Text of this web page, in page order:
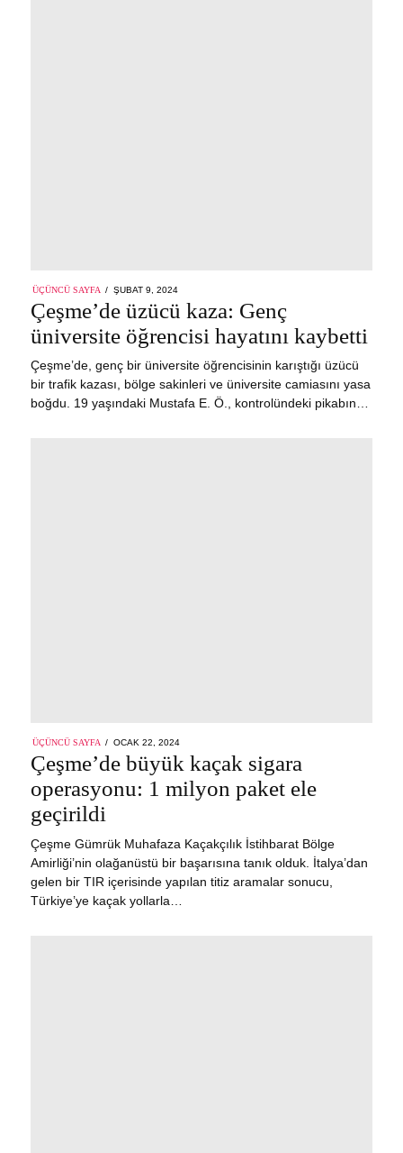
ÜÇÜNCÜ SAYFA
POSTED
ŞUBAT 9, 2024
Çeşme’de üzücü kaza: Genç
üniversite öğrencisi hayatını kaybetti
Çeşme’de, genç bir üniversite öğrencisinin karıştığı üzücü
bir trafik kazası, bölge sakinleri ve üniversite camiasını yasa
boğdu. 19 yaşındaki Mustafa E. Ö., kontrolündeki pikabın…
ÜÇÜNCÜ SAYFA
POSTED
OCAK 22, 2024
Çeşme’de büyük kaçak sigara
operasyonu: 1 milyon paket ele
geçirildi
Çeşme Gümrük Muhafaza Kaçakçılık İstihbarat Bölge
Amirliği’nin olağanüstü bir başarısına tanık olduk. İtalya’dan
gelen bir TIR içerisinde yapılan titiz aramalar sonucu,
Türkiye’ye kaçak yollarla…